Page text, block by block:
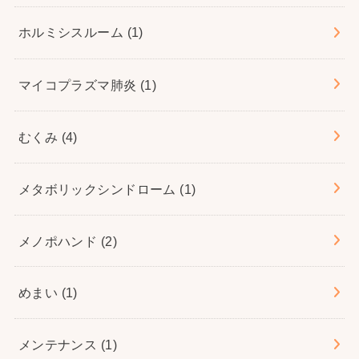
ホルミシスルーム (1)
マイコプラズマ肺炎 (1)
むくみ (4)
メタボリックシンドローム (1)
メノポハンド (2)
めまい (1)
メンテナンス (1)